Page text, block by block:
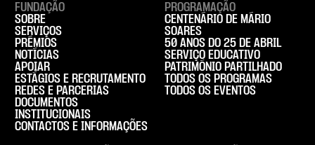
FUNDAÇÃO
SOBRE
SERVIÇOS
PRÉMIOS
NOTÍCIAS
APOIAR
ESTÁGIOS E RECRUTAMENTO
REDES E PARCERIAS
DOCUMENTOS
INSTITUCIONAIS
CONTACTOS E INFORMAÇÕES
PROGRAMAÇÃO
CENTENÁRIO DE MÁRIO
SOARES
50 ANOS DO 25 DE ABRIL
SERVIÇO EDUCATIVO
PATRIMÓNIO PARTILHADO
TODOS OS PROGRAMAS
TODOS OS EVENTOS